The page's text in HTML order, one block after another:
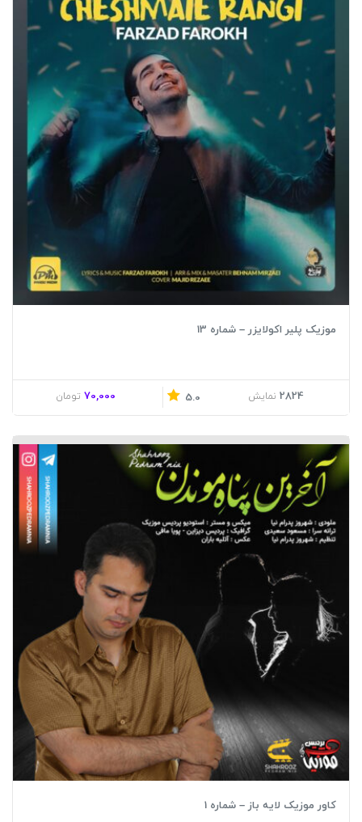
موزیک پلیر اکولایزر – شماره 13
2824 نمایش 5.0
70,000 تومان
کاور موزیک لایه باز – شماره 1